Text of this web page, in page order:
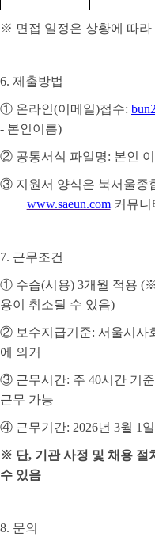
※ 면접 일정은 상황에 따
6. 제출방법
① 온라인(이메일)접수:
- 본인이름)
② 공통서식 파일명: 본인
③ 지원서 양식은 북서울종
www.saeun.com 커뮤니
7. 근무조건
① 수습(시용) 3개월 적용 (※
용이 취소될 수 있음)
② 보수지급기준: 서울시사
에 의거
③ 근무시간: 주 40시간 기준
근무 가능
④ 근무기간: 2026년 3월 1 일
※ 단, 기관 사정 및 채용 절
수 있음
8. 문의